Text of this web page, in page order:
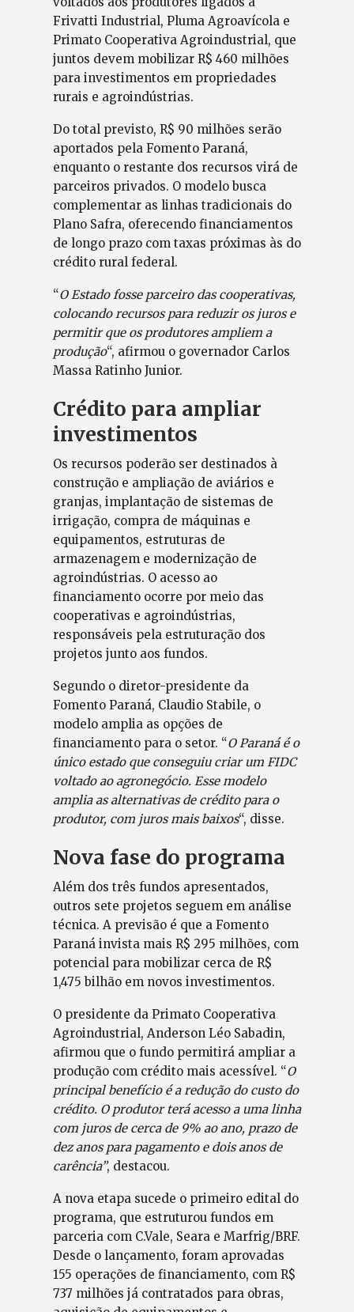
Frivatti Industrial, Pluma Agroavícola e
Primato Cooperativa Agroindustrial, que
juntos devem mobilizar R$ 460 milhões
para investimentos em propriedades
rurais e agroindústrias.
Do total previsto, R$ 90 milhões serão
aportados pela Fomento Paraná,
enquanto o restante dos recursos virá de
parceiros privados. O modelo busca
complementar as linhas tradicionais do
Plano Safra, oferecendo financiamentos
de longo prazo com taxas próximas às do
crédito rural federal.
“O Estado fosse parceiro das cooperativas,
colocando recursos para reduzir os juros e
permitir que os produtores ampliem a
produção“, afirmou o governador Carlos
Massa Ratinho Junior.
Crédito para ampliar
investimentos
Os recursos poderão ser destinados à
construção e ampliação de aviários e
granjas, implantação de sistemas de
irrigação, compra de máquinas e
equipamentos, estruturas de
armazenagem e modernização de
agroindústrias. O acesso ao
financiamento ocorre por meio das
cooperativas e agroindústrias,
responsáveis pela estruturação dos
projetos junto aos fundos.
Segundo o diretor-presidente da
Fomento Paraná, Claudio Stabile, o
modelo amplia as opções de
financiamento para o setor. “O Paraná é o
único estado que conseguiu criar um FIDC
voltado ao agronegócio. Esse modelo
amplia as alternativas de crédito para o
produtor, com juros mais baixos“, disse.
Nova fase do programa
Além dos três fundos apresentados,
outros sete projetos seguem em análise
técnica. A previsão é que a Fomento
Paraná invista mais R$ 295 milhões, com
potencial para mobilizar cerca de R$
1,475 bilhão em novos investimentos.
O presidente da Primato Cooperativa
Agroindustrial, Anderson Léo Sabadin,
afirmou que o fundo permitirá ampliar a
produção com crédito mais acessível. “O
principal benefício é a redução do custo do
crédito. O produtor terá acesso a uma linha
com juros de cerca de 9% ao ano, prazo de
dez anos para pagamento e dois anos de
carência”, destacou.
A nova etapa sucede o primeiro edital do
programa, que estruturou fundos em
parceria com C.Vale, Seara e Marfrig/BRF.
Desde o lançamento, foram aprovadas
155 operações de financiamento, com R$
737 milhões já contratados para obras,